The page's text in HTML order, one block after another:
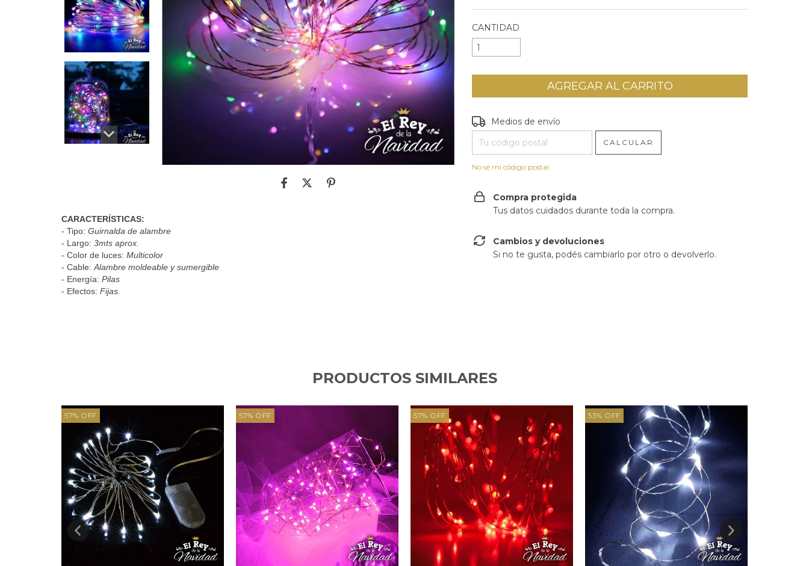
CARACTERÍSTICAS:
- Tipo: Guirnalda de alambre
- Largo: 3mts aprox.
- Color de luces: Multicolor
- Cable: Alambre moldeable y sumergible
- Energía: Pilas
- Efectos: Fijas.
CANTIDAD
Entregas para el CP:
Medios de envío
CALCULAR
No sé mi código postal
Compra protegida
Tus datos cuidados durante toda la compra.
Cambios y devoluciones
Si no te gusta, podés cambiarlo por otro o devolverlo.
PRODUCTOS SIMILARES
57% OFF 57% OFF 57% OFF 53% OFF